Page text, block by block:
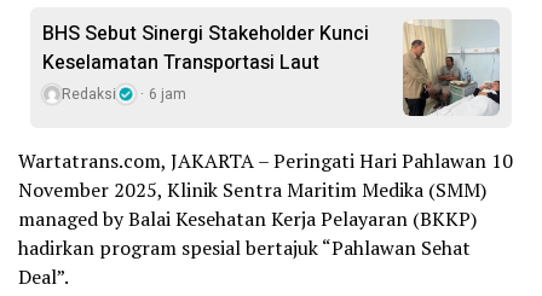
BHS Sebut Sinergi Stakeholder Kunci
Keselamatan Transportasi Laut
Redaksi 6 jam
Wartatrans.com, JAKARTA – Peringati Hari Pahlawan 10
November 2025, Klinik Sentra Maritim Medika (SMM)
managed by Balai Kesehatan Kerja Pelayaran (BKKP)
hadirkan program spesial bertajuk “Pahlawan Sehat
Deal”.